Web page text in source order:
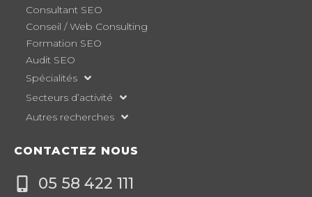
Consultant SEO
Conseil / Web Consulting
Formation SEO
Audit SEO
Spécialités
Secteurs d’activité
Autres recherches
CONTACTEZ NOUS
05 58 422 111